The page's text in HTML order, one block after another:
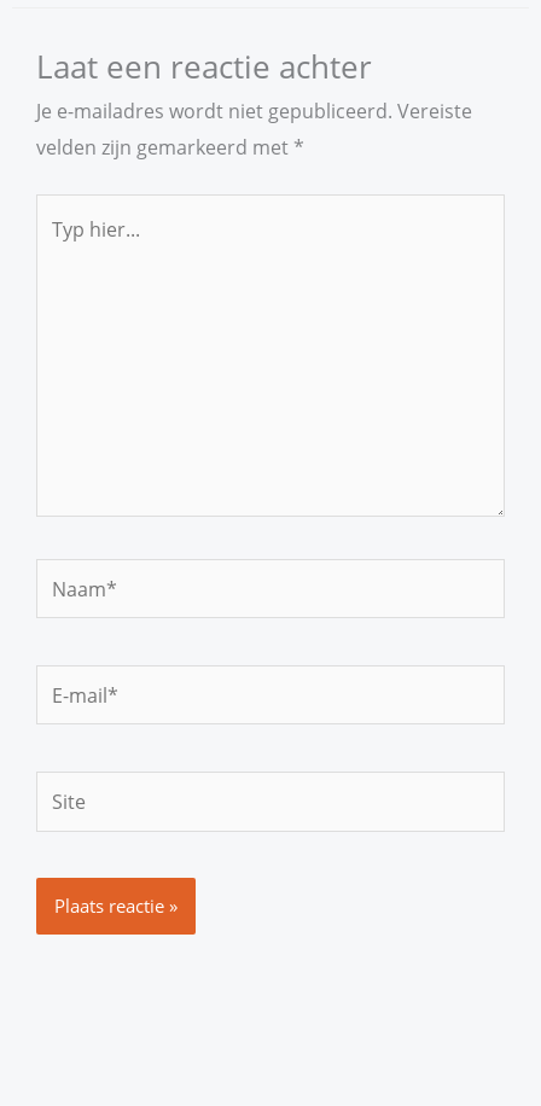
Laat een reactie achter
Je e-mailadres wordt niet gepubliceerd. Vereiste
velden zijn gemarkeerd met *
hier...
mail*
Site